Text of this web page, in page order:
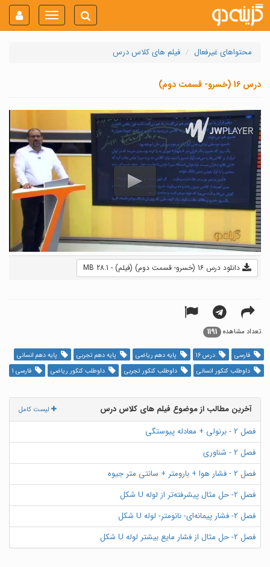
Toggle
navigation
محتواهای غیرفعال فیلم های کلاس درس
درس 16 (خسرو- قسمت دوم)
دانلود درس 16 (خسرو- قسمت دوم) (فیلم) - 28.1 MB
تعداد مشاهده 1191
فارسی درس 16 پایه دهم ریاضی پایه دهم تجربی
پایه دهم انسانی
داوطلب کنکور انسانی
داوطلب کنکور تجربی داوطلب کنکور ریاضی فارسی 1
لیست کامل
آخرین مطالب از موضوع فیلم های کلاس درس
فصل 2 - برنولی + معادله پیوستگی
فصل 2 - شناوری
فصل 2 - فشار هوا + بارومتر + سانتی متر جیوه
فصل 2- حل مثال پیشرفته‌تر از لوله U شکل
فصل 2- فشار پیمانه‌ای- نانومتر- لوله U شکل
فصل 2- حل مثال از فشار مایع بیشتر لوله U شکل